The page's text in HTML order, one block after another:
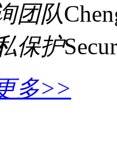
团队
保护
多>>